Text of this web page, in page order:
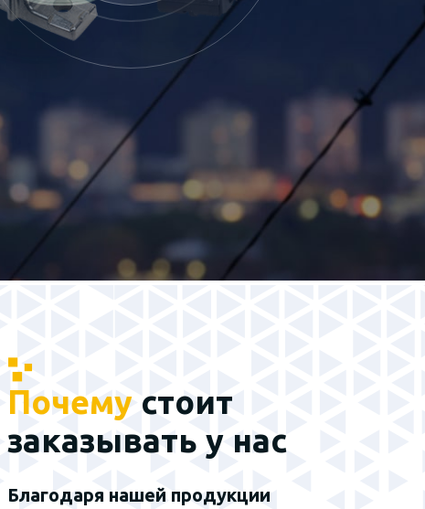
Наш эксклюзивный
партнер - группа
заводов г. Санкт-
Почему стоит
заказывать у нас
Благодаря нашей продукции